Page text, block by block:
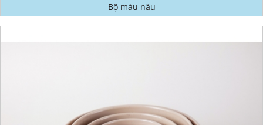
Bộ màu nâu